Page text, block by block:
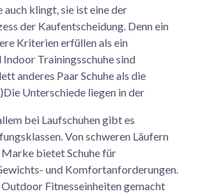
auch klingt, sie ist eine der
der Kaufentscheidung. Denn ein
Kriterien erfüllen als ein
Indoor Trainingsschuhe sind
anderes Paar Schuhe als die
Unterschiede liegen in der
bei Laufschuhen gibt es
Von schweren Läufern
bietet Schuhe für
und Komfortanforderungen.
Fitnesseinheiten gemacht